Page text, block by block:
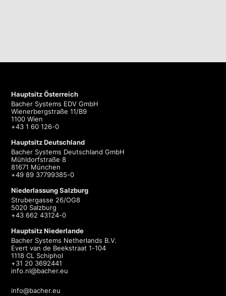
Hauptsitz Österreich
Bacher Systems EDV GmbH
Wienerbergstraße 11/B9
1100 Wien
+43 1 60 126-0
Hauptsitz Deutschland
Bacher Systems Deutschland GmbH
Mühldorfstraße 8
81671 München
+49 89 37799385-0
Niederlassung Salzburg
Strubergasse 26/OG8
5020 Salzburg
+43 662 43124-0
Hauptsitz Niederlande
Bacher Systems Netherlands B.V.
Evert van de Beekstraat 1-104
1118 CL Schiphol
+31 20 3692441
info.nl@bacher.eu
info@bacher.eu